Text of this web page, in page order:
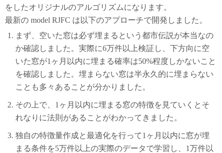
をしたオリジナルのアルゴリズムになります。
最新の model RJFC は以下のアプローチで開発しました。
まず、空いた窓は必ず埋まるという都市伝説が本当なの
か確認しました。実際に6万件以上検証し、下方向に空
いた窓が1ヶ月以内に埋まる確率は50%程度しかないこと
を確認しました。埋まらない窓は半永久的に埋まらない
ことも多々あることが分かりました。
その上で、1ヶ月以内に埋まる窓の特徴を見ていくとそ
れなりに法則があることがわかってきました。
独自の特徴量作成と最適化を行って1ヶ月以内に窓が埋
まる条件を5万件以上の実際のデータで学習し、1万件以